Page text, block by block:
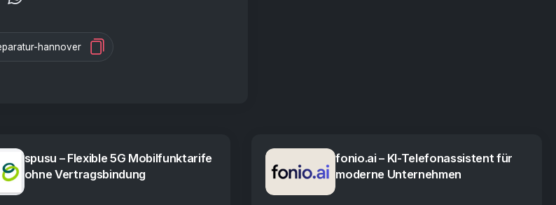
spusu – Flexible 5G Mobilfunktarife
ohne Vertragsbindung
fonio.ai – KI-Telefonassistent für
moderne Unternehmen